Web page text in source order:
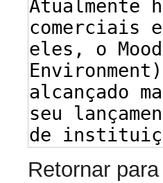
Retornar para